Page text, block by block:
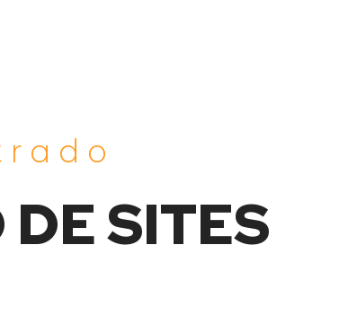
SITES